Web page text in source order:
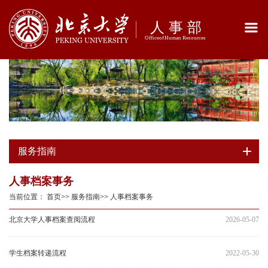
服务指南
人事档案事务
当前位置： 首页>> 服务指南>> 人事档案事务
2026-05-07
北京大学人事档案查阅流程
2022-05-30
学生档案转递流程